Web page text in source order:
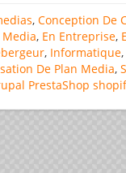
, Conception De
, En Entreprise,
, Informatique,
De Plan Media,
PrestaShop